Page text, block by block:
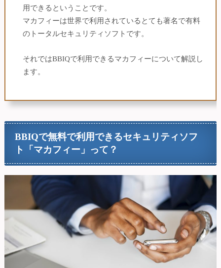
用できるということです。
マカフィーは世界で利用されているとても著名で有料
のトータルセキュリティソフトです。
それではBBIQで利用できるマカフィーについて解説し
ます。
BBIQで無料で利用できるセキュリティソフ
ト「マカフィー」って？